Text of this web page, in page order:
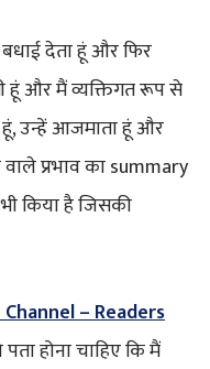
देता हूं और फिर
हूं और मैं व्यक्तिगत रूप से
हूं, उन्हें आजमाता हूं और
प्रभाव का summary
किया है जिसकी
– Readers
होना चाहिए कि मैं